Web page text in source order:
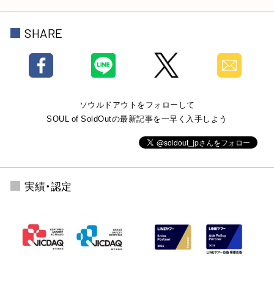
SHARE
ソウルドアウトをフォローして
SOUL of SoldOutの最新記事を一早く入手しよう
実績・認定